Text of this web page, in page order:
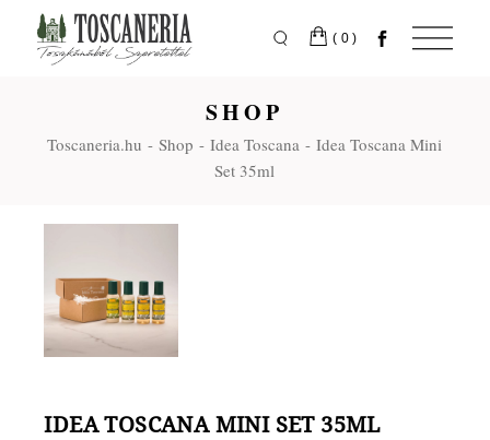
content
(0)
SHOP
Toscaneria.hu Shop Idea Toscana
Idea Toscana Mini
Set 35ml
IDEA TOSCANA MINI SET 35ML